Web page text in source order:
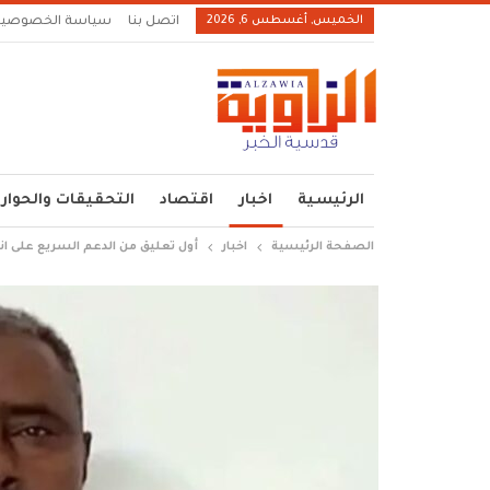
الخميس, أغسطس 6, 2026 اتصل بنا سياسة
الرئيسية اخبار اقتصاد التحقيقات
الصفحة الرئيسية اخبار أول تعليق من الدعم السريع على